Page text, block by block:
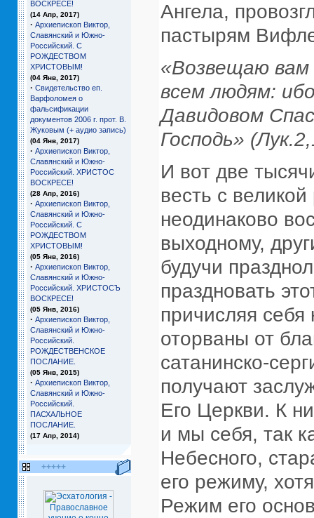
ВОСКРЕСЕ!
(14 Апр, 2017)
· Архиепископ Виктор,
Славянский и Южно-
Российский. С
РОЖДЕСТВОМ
ХРИСТОВЫМ!
(04 Янв, 2017)
· Свидетельство еп.
Варфоломея о
фальсификации
документов 2006 г. прот. В.
Жуковым (+ аудио запись)
(04 Янв, 2017)
· Архиепископ Виктор,
Славянский и Южно-
Российский. ХРИСТОС
ВОСКРЕСЕ!
(28 Апр, 2016)
· Архиепископ Виктор,
Славянский и Южно-
Российский. С
РОЖДЕСТВОМ
ХРИСТОВЫМ!
(05 Янв, 2016)
· Архиепископ Виктор,
Славянский и Южно-
Российский. ХРИСТОСЪ
ВОСКРЕСЕ!
(05 Янв, 2016)
· Архиепископ Виктор,
Славянский и Южно-
Российский.
РОЖДЕСТВЕНСКОЕ
ПОСЛАНИЕ.
(05 Янв, 2015)
· Архиепископ Виктор,
Славянский и Южно-
Российский.
ПАСХАЛЬНОЕ
ПОСЛАНИЕ.
(17 Апр, 2014)
+++++
Ангела,
пастырям
«Возвещаю вам
всем людям:
Давидовом
Господь»
И вот две
весть с
неодинаково
выходному,
будучи
праздновать
причисляя
оторваны от
сатанинско-
получают
Его Церкви. К
и мы себя, так
Небесного,
его режиму,
Режим его